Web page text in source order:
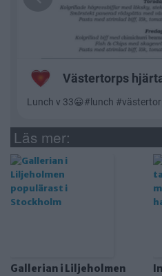
Läs mer:
Gallerian i Liljeholmen